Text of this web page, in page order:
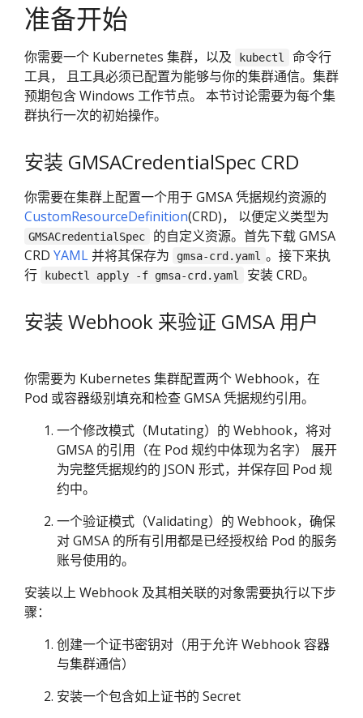
准备开始
你需要一个 Kubernetes 集群，以及 kubectl
命令行
工具， 且工具必须已配置为能够与你的集群通信。集群
预期包含 Windows 工作节点。 本节讨论需要为每个集
群执行一次的初始操作。
安装 GMSACredentialSpec CRD
你需要在集群上配置一个用于 GMSA 凭据规约资源的
CustomResourceDefinition(CRD)， 以便定义类型为
GMSACredentialSpec
的自定义资源。首先下载 GMSA
CRD YAML并将其保存为 gmsa-crd.yaml 。接下来执
行
kubectl apply -f gmsa-crd.yaml 安装 CRD。
安装 Webhook 来验证 GMSA 用户
你需要为 Kubernetes 集群配置两个 Webhook，在
Pod 或容器级别填充和检查 GMSA 凭据规约引用。
一个修改模式（Mutating）的 Webhook，将对
GMSA 的引用（在 Pod 规约中体现为名字） 展开
为完整凭据规约的 JSON 形式，并保存回 Pod 规
约中。
一个验证模式（Validating）的 Webhook，确保
对 GMSA 的所有引用都是已经授权给 Pod 的服务
账号使用的。
安装以上 Webhook 及其相关联的对象需要执行以下步
骤：
创建一个证书密钥对（用于允许 Webhook 容器
与集群通信）
安装一个包含如上证书的 Secret